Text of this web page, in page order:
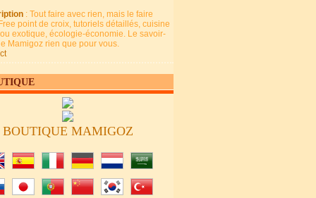
: Tout faire avec rien, mais le faire
point de croix, tutoriels détaillés, cuisine
exotique, écologie-économie. Le savoir-
Mamigoz rien que pour vous.
BOUTIQUE MAMIGOZ